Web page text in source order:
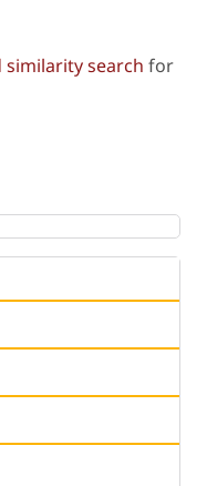
similarity search for